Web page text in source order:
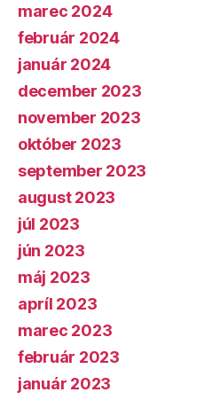
marec 2024
február 2024
január 2024
december 2023
november 2023
október 2023
september 2023
august 2023
júl 2023
jún 2023
máj 2023
apríl 2023
marec 2023
február 2023
január 2023